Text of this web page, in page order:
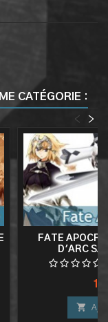
CATÉGORIE :
>
<
FATE
D'ARC
